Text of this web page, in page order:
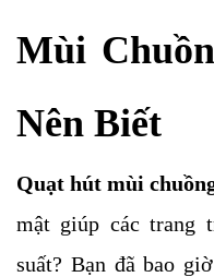
Mùi
Nên Biết
Quạt hút mùi
mật giúp các trang
suất? Bạn đã bao